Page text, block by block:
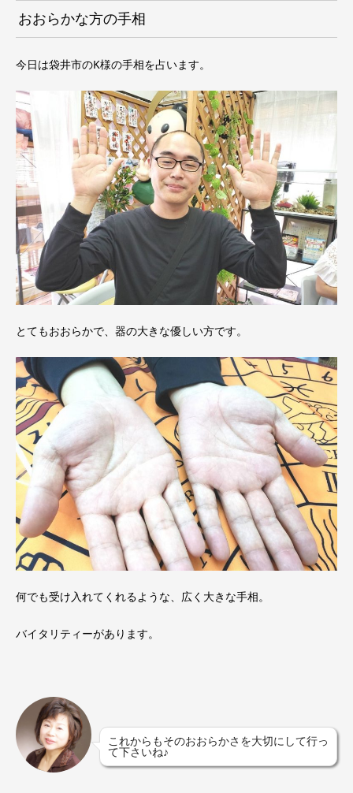
おおらかな方の手相
今日は袋井市のK様の手相を占います。
とてもおおらかで、器の大きな優しい方です。
何でも受け入れてくれるような、広く大きな手相。
バイタリティーがあります。
これからもそのおおらかさを大切にして行っ
て下さいね♪